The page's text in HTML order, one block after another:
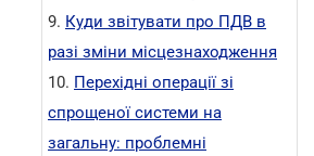
9. Куди звітувати про ПДВ в
разі зміни місцезнаходження
10. Перехідні операції зі
спрощеної системи на
загальну: проблемні